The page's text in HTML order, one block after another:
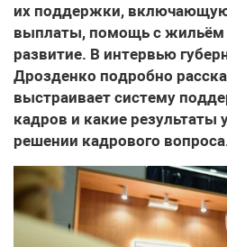
их поддержки,
выплаты, помощь с жильём
развитие. В интервью
Дрозденко подробно
выстраивает систему
кадров и какие результаты
решении кадрового